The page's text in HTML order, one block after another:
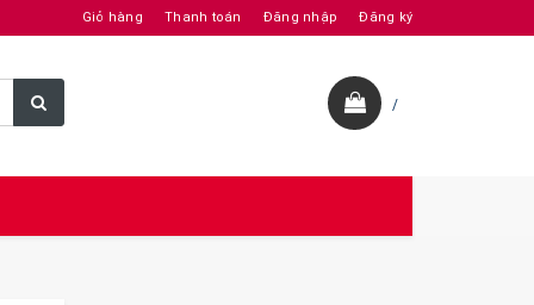
Giỏ hàng Thanh toán Đăng nhập Đăng ký
/